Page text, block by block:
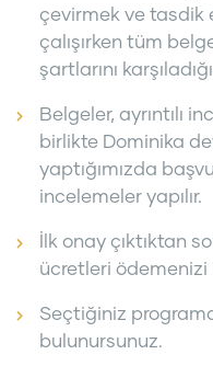
çevirmek ve tasdik
çalışırken tüm
şartlarını
Belgeler, ayrıntılı
birlikte Dominika
yaptığımızda
incelemeler yapılır.
İlk onay çıktıktan
ücretleri
Seçtiğiniz
bulunursunuz.